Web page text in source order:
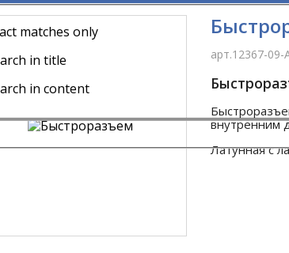
matches only
in title
in content
арт.12367-09-
внутренним
Латунная с